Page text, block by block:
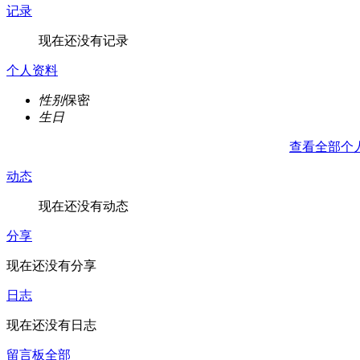
记录
现在还没有记录
个人资料
性别保密
生日
查看全部个
动态
现在还没有动态
分享
现在还没有分享
日志
现在还没有日志
留言板全部